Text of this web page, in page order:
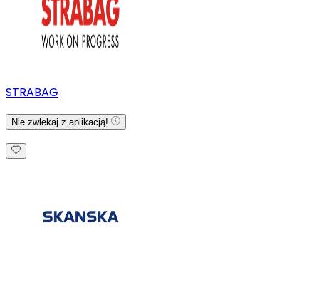
STRABAG
Nie zwlekaj z aplikacją!